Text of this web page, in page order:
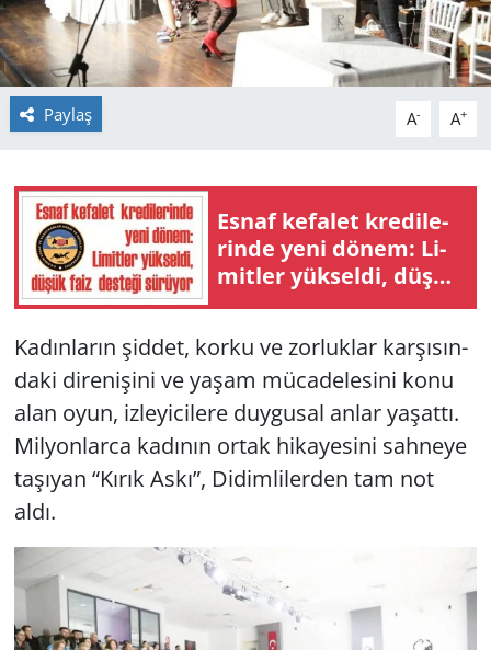
Paylaş A- A+
Esnaf ke­fa­let kre­di­le­
rin­de yeni dönem: Li­
mit­ler yük­sel­di, düşük
faiz des­te­ği sü­rü­yor
Ka­dın­la­rın şid­det, korku ve zor­luk­lar kar­şı­sın­
da­ki di­re­ni­şi­ni ve yaşam mü­ca­de­le­si­ni konu
alan oyun, iz­le­yi­ci­le­re duy­gu­sal anlar ya­şat­tı.
Mil­yon­lar­ca ka­dı­nın ortak hi­ka­ye­si­ni sah­ne­ye
ta­şı­yan “Kırık Askı”, Di­dim­li­ler­den tam not
aldı.
SİYASET
SPOR